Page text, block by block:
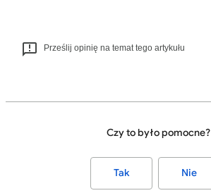
Prześlij opinię na temat tego artykułu
Czy to było pomocne?
Tak Nie